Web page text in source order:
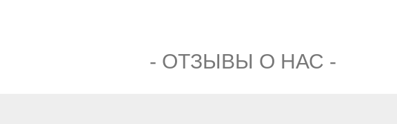
- ОТЗЫВЫ О НАС -